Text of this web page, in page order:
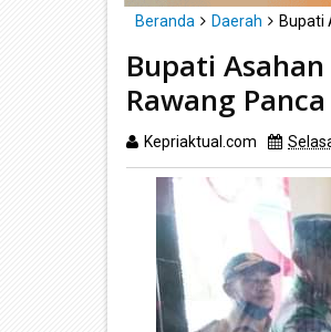
Beranda Daerah Bupati
Bupati
Rawang
Kepriaktual.com